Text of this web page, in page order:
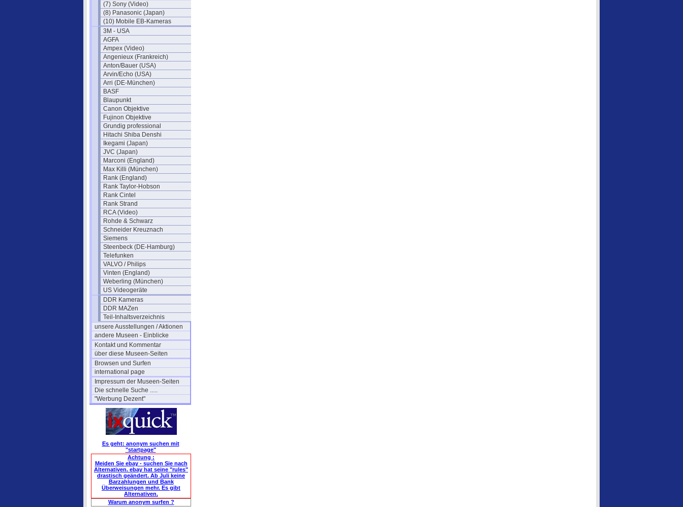
(7) Sony (Video)
(8) Panasonic (Japan)
(10) Mobile EB-Kameras
3M - USA
AGFA
Ampex (Video)
Angenieux (Frankreich)
Anton/Bauer (USA)
Arvin/Echo (USA)
Arri (DE-München)
BASF
Blaupunkt
Canon Objektive
Fujinon Objektive
Grundig professional
Hitachi Shiba Denshi
Ikegami (Japan)
JVC (Japan)
Marconi (England)
Max Killi (München)
Rank (England)
Rank Taylor-Hobson
Rank Cintel
Rank Strand
RCA (Video)
Rohde & Schwarz
Schneider Kreuznach
Siemens
Steenbeck (DE-Hamburg)
Telefunken
VALVO / Philips
Vinten (England)
Weberling (München)
US Videogeräte
DDR Kameras
DDR MAZen
Teil-Inhaltsverzeichnis
unsere Ausstellungen / Aktionen
andere Museen - Einblicke
Kontakt und Kommentar
über diese Museen-Seiten
Browsen und Surfen
international page
Impressum der Museen-Seiten
Die schnelle Suche .....
"Werbung Dezent"
Es geht: anonym suchen mit
"startpage"
Achtung :
Meiden Sie ebay - suchen Sie nach
Alternativen. ebay hat seine "rules"
drastisch geändert. Ab Juli keine
Barzahlungen und Bank
Überweisungen mehr. Es gibt
Alternativen.
Warum anonym surfen ?